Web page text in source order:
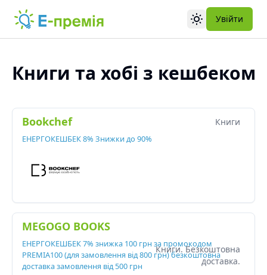
Toggle theme
Увійти
Книги та хобі з кешбеком
Bookchef
ЕНЕРГОКЕШБЕК 8% Знижки до 90%
Книги
MEGOGO BOOKS
ЕНЕРГОКЕШБЕК 7% знижка 100 грн за промокодом
PREMIA100 (для замовлення від 800 грн) безкоштовна
доставка замовлення від 500 грн
Книги. Безкоштовна
доставка.